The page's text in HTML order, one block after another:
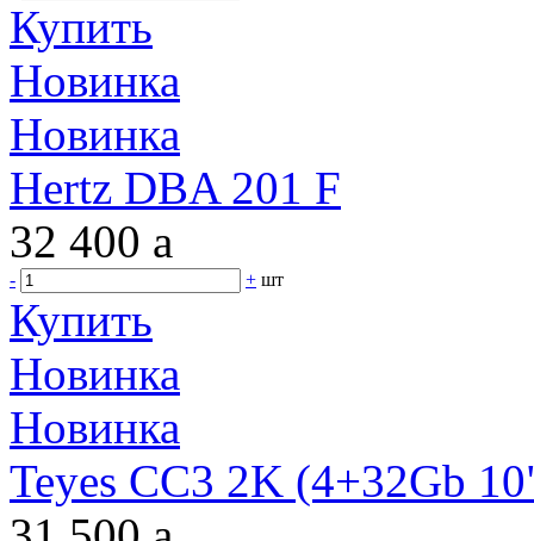
Купить
Новинка
Новинка
Hertz DBA 201 F
32 400 a
- + шт
Купить
Новинка
Новинка
Teyes CC3 2K (4+32Gb